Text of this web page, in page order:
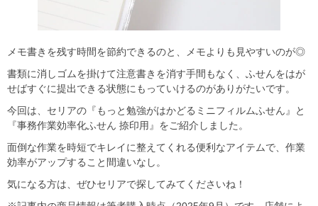
メモ書きを残す時間を節約できるのと、メモよりも見やすいのが◎
書類に消しゴムを掛けて注意書きを消す手間もなく、ふせんをはが
せばすぐに提出できる状態にもっていけるのがありがたいです。
今回は、セリアの『もっと勉強がはかどるミニフィルムふせん』と
『事務作業効率化ふせん 捺印用』をご紹介しました。
面倒な作業を時短でキレイに整えてくれる便利なアイテムで、作業
効率がアップすること間違いなし。
気になる方は、ぜひセリアで探してみてくださいね！